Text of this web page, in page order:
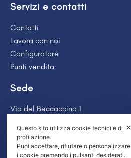
Servizi e contatti
Contatti
Lavora con noi
Configuratore
Punti vendita
Sede
Via del Beccaccino 1
Vecchiano (PI)
Social Media
✕
Questo sito utilizza cookie tecnici e di
profilazione.
Puoi accettare, rifiutare o personalizzare
i cookie premendo i pulsanti desiderati.